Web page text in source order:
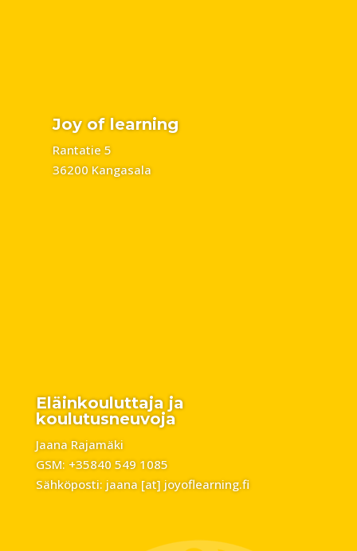
Joy of learning
Rantatie 5
36200 Kangasala
Eläinkouluttaja ja
koulutusneuvoja
Jaana Rajamäki
GSM: +35840 549 1085
Sähköposti: jaana [at] joyoflearning.fi